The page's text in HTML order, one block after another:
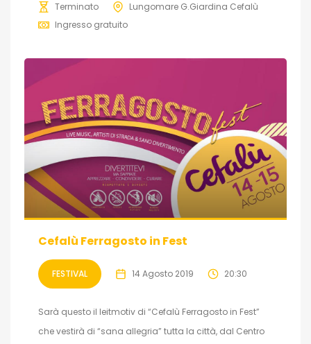
Terminato
Lungomare G.Giardina Cefalù
Ingresso gratuito
Cefalù Ferragosto in Fest
FESTIVAL 14 Agosto 2019 20:30
Sarà questo il leitmotiv di “Cefalù Ferragosto in Fest”
che vestirà di “sana allegria” tutta la città, dal Centro